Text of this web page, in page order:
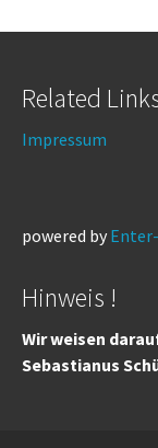
Related
Impressum
powered by
Hinweis !
Wir weisen
Sebastianus